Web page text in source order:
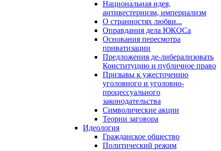
Национальная идея,
антивестернизм, империализм
О странностях любви...
Оправдания дела ЮКОСа
Основания пересмотра
приватизации
Предложения де-либерализовать
Конституцию и публичное право
Призывы к ужесточению
уголовного и уголовно-
процессуального
законодательства
Символические акции
Теории заговора
Идеология
Гражданское общество
Политический режим